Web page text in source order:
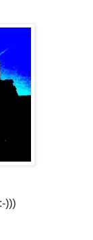
)))